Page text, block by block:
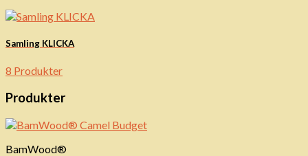
Samling KLICKA
8 Produkter
Produkter
BamWood®